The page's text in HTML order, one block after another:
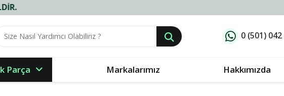
0 (501)
Parça Markalarımız Hakkımızda